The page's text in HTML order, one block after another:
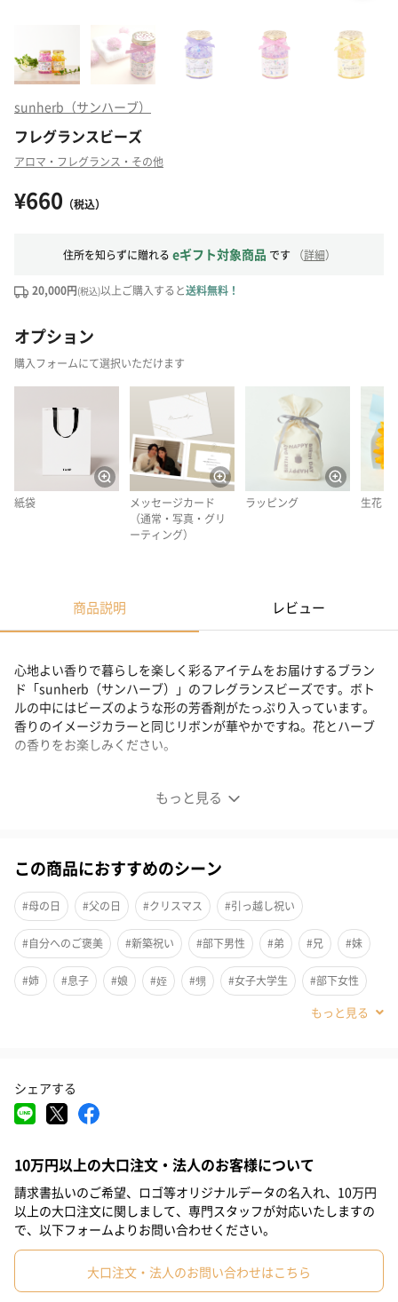
sunherb（サンハーブ）
フレグランスビーズ
アロマ・フレグランス・その他
¥660 （税込）
住所を知らずに贈れる eギフト対象商品 です （詳細）
20,000円(税込)以上ご購入すると送料無料！
オプション
購入フォームにて選択いただけます
紙袋
メッセージカード
（通常・写真・グリ
ーティング）
ラッピング 生花
商品説明 レビュー
もっと見る
心地よい香りで暮らしを楽しく彩るアイテムをお届けするブラン
ド「sunherb（サンハーブ）」のフレグランスビーズです。ボト
ルの中にはビーズのような形の芳香剤がたっぷり入っています。
香りのイメージカラーと同じリボンが華やかですね。花とハーブ
の香りをお楽しみください。
きらめくビーズの様な芳香剤
丸くコロコロっとかわいいビーズのような芳香剤です。ボトルに
は香りのイメージカラーと同じリボンが付いて可愛らしく華やか
い。お部屋のアクセントにもぴったり！
選べる香りは4種類
ラベンダー
この商品におすすめのシーン
#母の日 #父の日 #クリスマス #引っ越し祝い
#自分へのご褒美 #新築祝い #部下男性 #弟 #兄 #妹
#姉 #息子 #娘 #姪 #甥 #女子大学生 #部下女性
#親戚男性
#女性 #夫
#上司女性
#10代 #20代前半 #20代後半 #30代 #40代
#60代 #70代 #80代 #90代
シェアする
10万円以上の大口注文・法人のお客様について
請求書払いのご希望、ロゴ等オリジナルデータの名入れ、10万円
以上の大口注文に関しまして、専門スタッフが対応いたしますの
で、以下フォームよりお問い合わせください。
大口注文・法人のお問い合わせはこちら